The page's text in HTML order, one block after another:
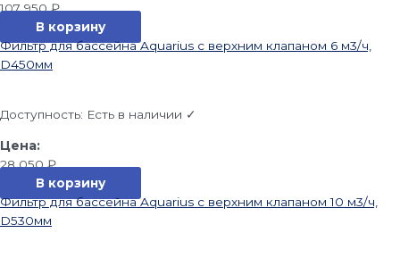
107 950₽
В корзину
Фильтр для бассейна Aquarius с верхним клапаном 6 м3/ч,
D450мм
Доступность: Есть в наличии ✓
28 050₽
В корзину
Фильтр для бассейна Aquarius с верхним клапаном 10 м3/ч,
D530мм